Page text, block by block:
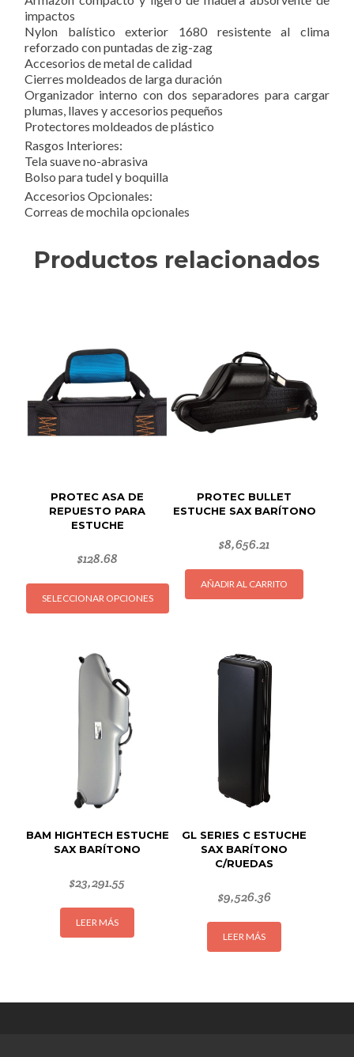
impactos
Nylon balístico exterior 1680 resistente al clima
reforzado con puntadas de zig-zag
Accesorios de metal de calidad
Cierres moldeados de larga duración
Organizador interno con dos separadores para cargar
plumas, llaves y accesorios pequeños
Protectores moldeados de plástico
Rasgos Interiores:
Tela suave no-abrasiva
Bolso para tudel y boquilla
Accesorios Opcionales:
Correas de mochila opcionales
Productos relacionados
PROTEC ASA DE
REPUESTO PARA
ESTUCHE
$128.68
SELECCIONAR OPCIONES
Este
producto
variantes.
de
producto
PROTEC BULLET
ESTUCHE SAX BARÍTONO
$8,656.21
AÑADIR AL CARRITO
BAM HIGHTECH ESTUCHE
SAX BARÍTONO
$23,291.55
LEER MÁS
GL SERIES C ESTUCHE
SAX BARÍTONO
C/RUEDAS
$9,526.36
LEER MÁS